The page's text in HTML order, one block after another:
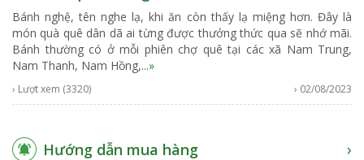
Bánh nghệ, tên nghe lạ, khi ăn còn thấy lạ miệng hơn. Đây là
món quà quê dân dã ai từng được thưởng thức qua sẽ nhớ mãi.
Bánh thường có ở mỗi phiên chợ quê tại các xã Nam Trung,
Nam Thanh, Nam Hồng,...»
› Lượt xem (3320) › 02/08/2023
Hướng dẫn mua hàng